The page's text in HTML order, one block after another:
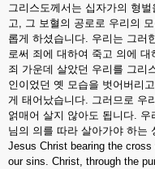
그리스도께서는 십자가의 형
고, 그 보혈의 공로로 우리의
롭게 하셨습니다. 우리는 그러
로써 죄에 대하여 죽고 의에
죄 가운데 살았던 우리를 그리
인이었던 옛 모습을 벗어버리
게 태어났습니다. 그러므로 우
얽매어 살지 않아도 됩니다.
님의 의를 따라 살아가야 하는
Jesus Christ bearing the
our sins. Christ, through the